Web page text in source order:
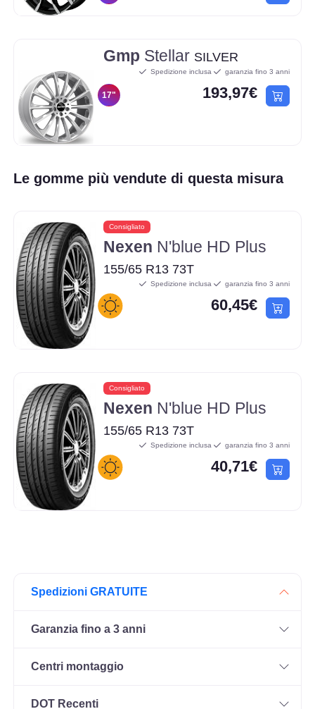
Gmp Stellar SILVER
17"
Spedizione inclusa garanzia fino 3 anni
193,97€
Le gomme più vendute di questa misura
Consigliato
Nexen N'blue HD Plus
155/65 R13 73T
Spedizione inclusa garanzia fino 3 anni
60,45€
Consigliato
Nexen N'blue HD Plus
155/65 R13 73T
Spedizione inclusa garanzia fino 3 anni
40,71€
Spedizioni GRATUITE
Garanzia fino a 3 anni
Centri montaggio
DOT Recenti